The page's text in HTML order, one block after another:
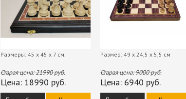
Размеры: 45 x 45 x 7 см.
Старая цена:21990руб.
Цена: 18990 руб.
Размер: 49 х 24,5 х 5,5 см
Старая цена:9000руб.
Цена: 6940 руб.